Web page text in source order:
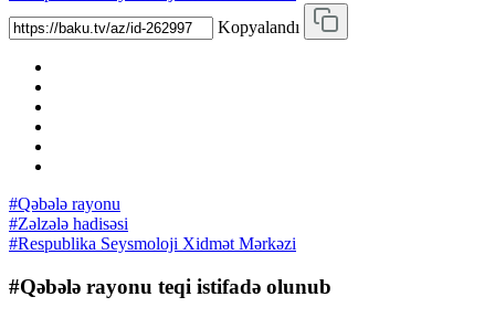
Kopyalandı
#Qəbələ rayonu
#Zəlzələ hadisəsi
#Respublika Seysmoloji Xidmət Mərkəzi
#Qəbələ rayonu teqi istifadə olunub